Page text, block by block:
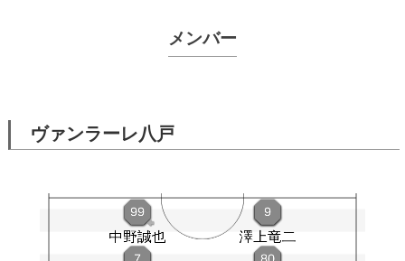
メンバー
ヴァンラーレ八戸